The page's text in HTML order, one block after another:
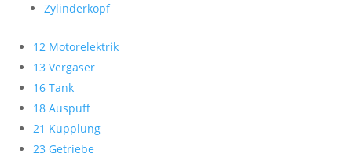
Zylinderkopf
12 Motorelektrik
13 Vergaser
16 Tank
18 Auspuff
21 Kupplung
23 Getriebe